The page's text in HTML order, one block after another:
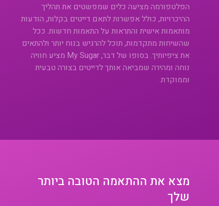
הפלטפורמה מציעה כלים שמפשטים את תהליך
ההיכרויות, כולל אפשרות לתאם דייטים בקלות, הודעות
מותאמות אישית והתראות על התאמות חדשות. ככל
שהשיחות מתקדמות, תוכל להרגיש בנוח יותר ולהתאים
את ציפיותיך. בסופו של דבר, My Sugar מציע חוויה
נוחה ומהירה שמביאה אותך לדייטים בצורה טבעית
וממוקדת.
מצא את ההתאמה הטובה ביותר
שלך